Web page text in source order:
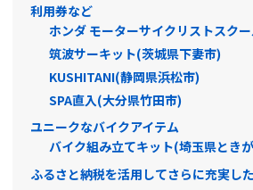
利用券など
ホンダ モーターサイクリストスク
筑波サーキット(茨城県下妻市)
KUSHITANI(静岡県浜松市)
SPA直入(大分県竹田市)
ユニークなバイクアイテム
バイク組み立てキット(埼玉県とき
ふるさと納税を活用してさらに充実し